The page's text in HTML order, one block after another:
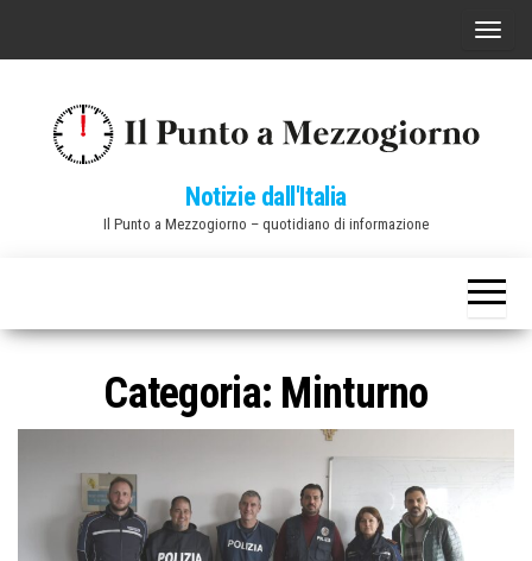
C
a
v
a
Notizie dall'Italia
Il Punto a Mezzogiorno – quotidiano di informazione
Categoria: Minturno